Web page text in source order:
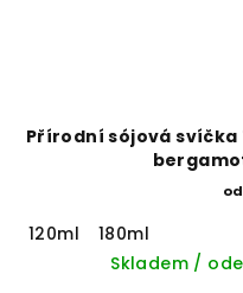
Přírodní sójová
od
120ml
180ml
Skladem /